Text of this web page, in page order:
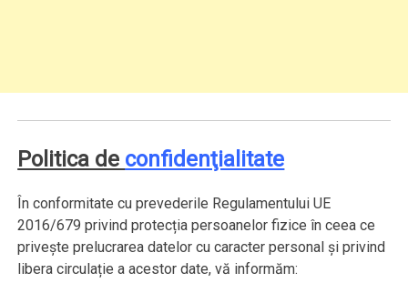
Politica de confidenţialitate
În conformitate cu prevederile Regulamentului UE
2016/679 privind protecția persoanelor fizice în ceea ce
privește prelucrarea datelor cu caracter personal și privind
libera circulație a acestor date, vă informăm: